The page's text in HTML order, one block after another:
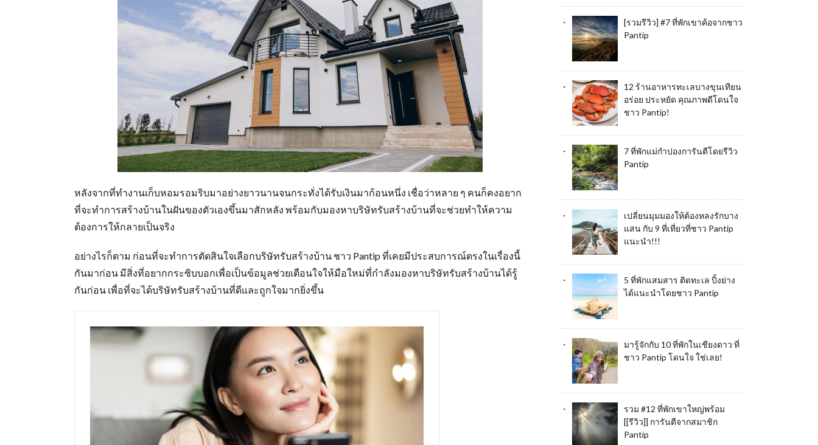
หลังจากที่ทำงานเก็บหอมรอมริบมาอย่างยาวนานจนกระทั่งได้รับเงินมาก้อนหนึ่ง เชื่อว่าหลาย ๆ คนก็คงอยาก
ที่จะทำการสร้างบ้านในฝันของตัวเองขึ้นมาสักหลัง พร้อมกับมองหาบริษัทรับสร้างบ้านที่จะช่วยทำให้ความ
ต้องการให้กลายเป็นจริง
อย่างไรก็ตาม ก่อนที่จะทำการตัดสินใจเลือกบริษัทรับสร้างบ้าน ชาว Pantip ที่เคยมีประสบการณ์ตรงในเรื่องนี้
กันมาก่อน มีสิ่งที่อยากกระซิบบอกเพื่อเป็นข้อมูลช่วยเตือนใจให้มือใหม่ที่กำลังมองหาบริษัทรับสร้างบ้านได้รู้
กันก่อน เพื่อที่จะได้บริษัทรับสร้างบ้านที่ดีและถูกใจมากยิ่งขึ้น
[รวมรีวิว] #7 ที่พักเขาค้อจากชาว
Pantip
12 ร้านอาหารทะเลบางขุนเทียน
อร่อย ประหยัด คุณภาพดีโดนใจ
ชาว Pantip!
7 ที่พักแม่กำปองการันตีโดยรีวิว
Pantip
เปลี่ยนมุมมองให้ต้องหลงรักบาง
แสน กับ 9 ที่เที่ยวที่ชาว Pantip
แนะนำ!!!
5 ที่พักแสมสาร ติดทะเล ปิ้งย่าง
ได้แนะนำโดยชาว Pantip
มารู้จักกับ 10 ที่พักในเชียงดาว ที่
ชาว Pantip โดนใจ ใช่เลย!
รวม #12 ที่พักเขาใหญ่พร้อม
[[รีวิว]] การันตีจากสมาชิก
Pantip